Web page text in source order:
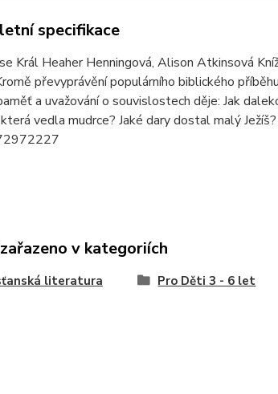
specifikace
Král Heaher Henningová, Alison Atkinsová
převyprávění populárního biblického
a uvažování o souvislostech děje: Jak
vedla mudrce? Jaké dary dostal malý
v kategoriích
literatura Pro Děti 3 - 6 let